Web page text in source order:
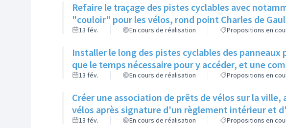
Refaire le traçage des pistes cyclables avec
"couloir" pour les vélos, rond point Charles de
13 fév. En cours de réalisation Propositions en
Installer le long des pistes cyclables des
que le temps nécessaire pour y accéder, et une
13 fév. En cours de réalisation Propositions en
Créer une association de prêts de vélos sur la
vélos après signature d'un règlement intérieur et
13 fév. En cours de réalisation Propositions en